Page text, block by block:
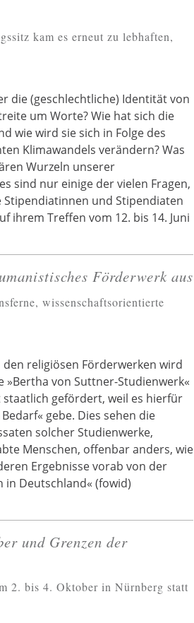
kam es erneut zu lebhaften,
die (geschlechtliche) Identität von
um Worte? Wie hat sich die
wie wird sie sich in Folge des
Klimawandels verändern? Was
Wurzeln unserer
sind nur einige der vielen Fragen,
Stipendiatinnen und Stipendiaten
ihrem Treffen vom 12. bis 14. Juni
Förderwerk aus
wissenschaftsorientierte
religiösen Förderwerken wird
»Bertha von Suttner-Studienwerk«
staatlich gefördert, weil es hierfür
gebe. Dies sehen die
solcher Studienwerke,
Menschen, offenbar anders, wie
Ergebnisse vorab von der
in Deutschland« (fowid)
und Grenzen der
2. bis 4. Oktober in Nürnberg statt